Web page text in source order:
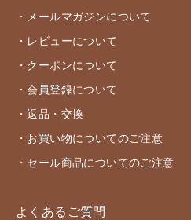
・メールマガジンについて
・レビューについて
・クーポンについて
・会員登録について
・返品・交換
・お買い物についてのご注意
・セール商品についてのご注意
よくあるご質問